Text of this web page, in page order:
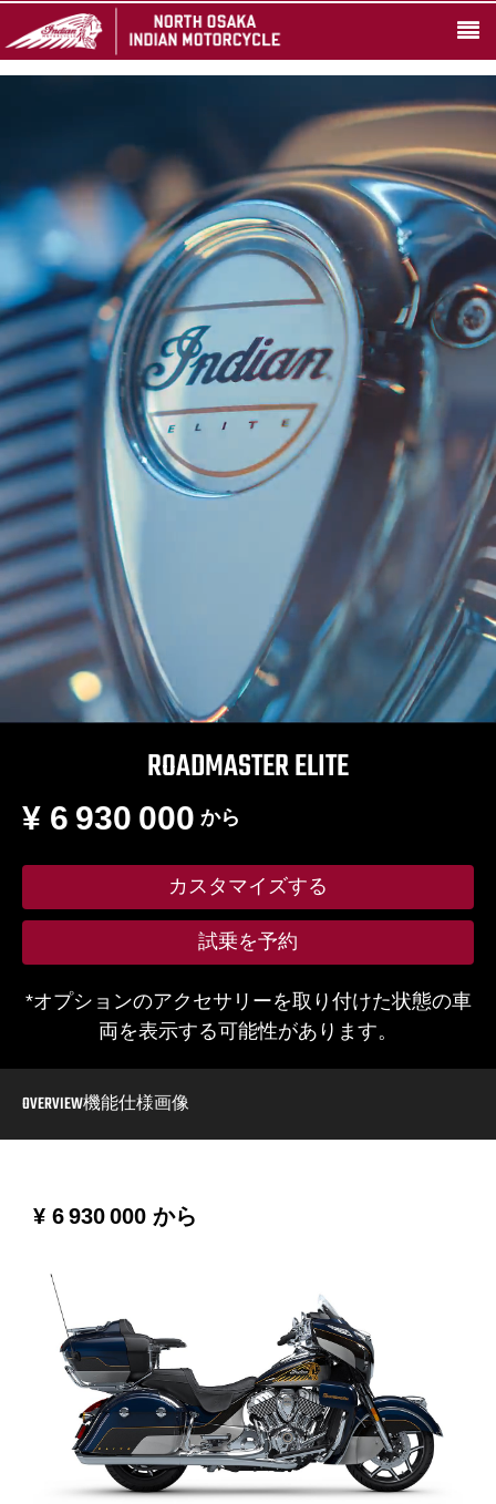
ROADMASTER ELITE
から
¥ 6 930 000
カスタマイズする
試乗を予約
*オプションのアクセサリーを取り付けた状態の車
両を表示する可能性があります。
OVERVIEW機能仕様画像
から
¥ 6 930 000